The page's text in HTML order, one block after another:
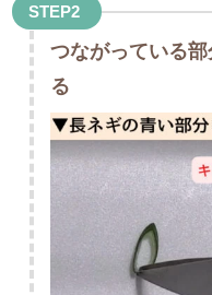
STEP2
つながっている
る